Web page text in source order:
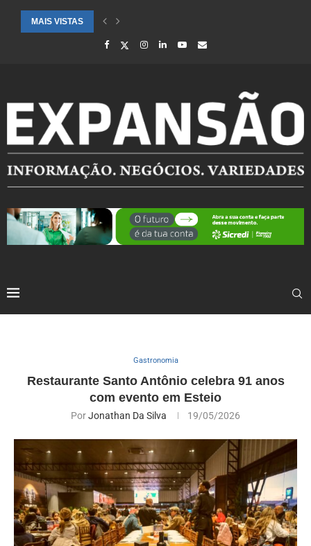
MAIS VISTAS
CIDADES ATENDIDAS PELO SEBRAE RS SÃO DESTAQUE EM
Gastronomia
Restaurante Santo Antônio celebra 91 anos
com evento em Esteio
PorJonathan Da Silva 19/05/2026